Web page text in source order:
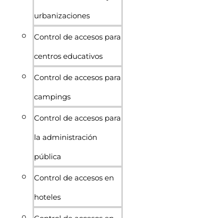
urbanizaciones
Control de accesos para
centros educativos
Control de accesos para
campings
Control de accesos para
la administración
pública
Control de accesos en
hoteles